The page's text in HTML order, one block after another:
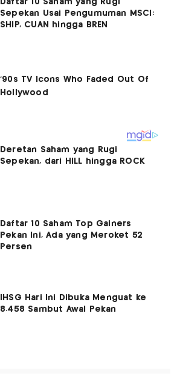
Daftar 10 Saham yang Rugi
Sepekan Usai Pengumuman MSCI:
SHIP, CUAN hingga BREN
Deretan Saham yang Rugi
Sepekan, dari HILL hingga ROCK
Daftar 10 Saham Top Gainers
Pekan Ini, Ada yang Meroket 52
Persen
IHSG Hari Ini Dibuka Menguat ke
8.458 Sambut Awal Pekan